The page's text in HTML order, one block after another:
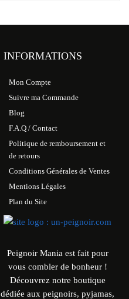
INFORMATIONS
Mon Compte
Suivre ma Commande
Blog
F.A.Q / Contact
Politique de remboursement et
de retours
Conditions Générales de Ventes
Mentions Légales
Plan du Site
Peignoir Mania est fait pour
vous combler de bonheur !
Découvrez notre boutique
dédiée aux peignoirs, pyjamas,